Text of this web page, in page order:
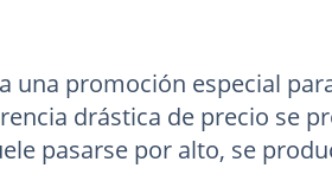
una promoción especial
drástica de precio se
pasarse por alto, se